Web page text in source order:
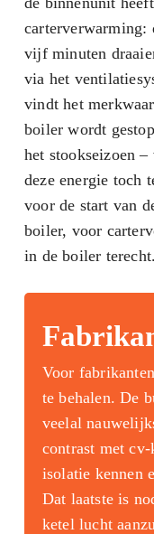
carterverwarming:
vijf minuten
via het
vindt het
boiler wordt
het stookseizoen
deze energie toch
voor de start van
boiler, voor
in de boiler terecht.
Voor
te behalen. De
veelal
contrast met
isolatie kennen
Dat laatste is
ketel lucht